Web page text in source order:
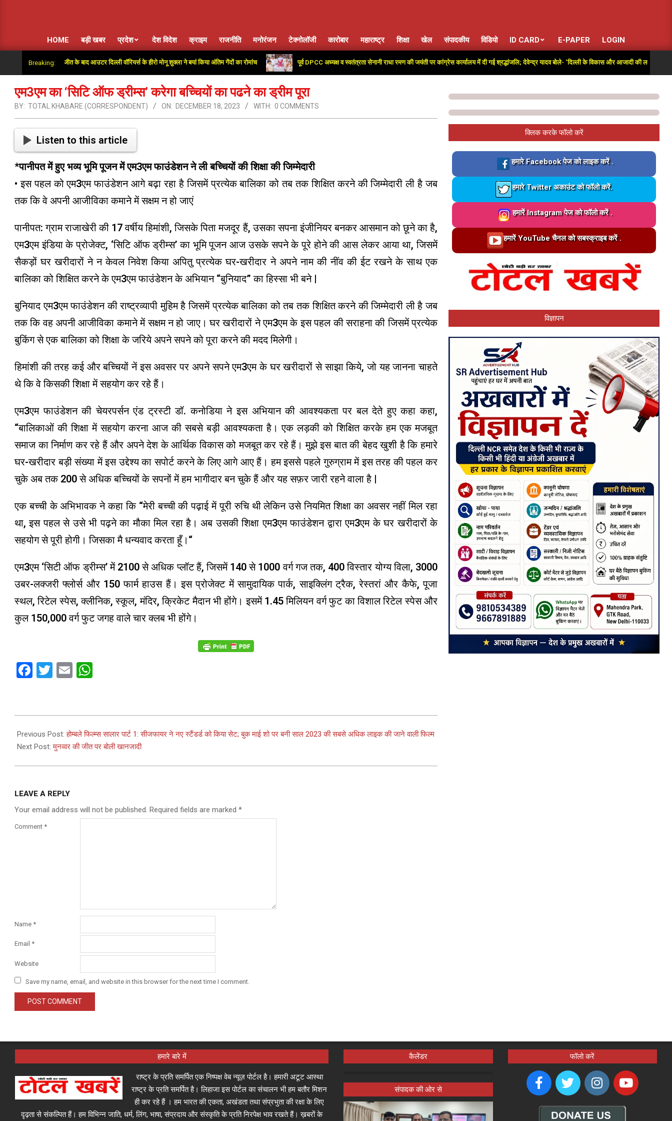
Primary
Navigation
HOME बड़ी खबर प्रदेश देश विदेश क्राइम राजनीति मनोरंजन टेक्नोलॉजी कारोबार महाराष्ट्र शिक्षा खेल संपादकीय विडियो ID CARD E-PAPER LOGIN
Breaking:
सुपर ओवर में जीत के बाद आउटर दिल्ली वॉरियर्स के हीरो मोनू शुक्ला ने बयां किया अंतिम गेंदों का रोमांच पूर्व DPCC अध्यक्ष व स्वतंत्रता सेनानी राधा रमण की जयंती पर कांग्रेस कार्यालय में दी गई श्रद्धांजलि; देवेन्द्र यादव बोले- ‘दिल्ली के विकास और आजादी की लड़ाई में अतुलनीय
एम3एम का ‘सिटि ऑफ ड्रीम्स’ करेगा बच्चियों का पढने का ड्रीम पूरा
BY: TOTAL KHABARE (CORRESPONDENT) ON: DECEMBER 18, 2023 WITH: 0 COMMENTS
Listen to this article
*पानीपत में हुए भव्य भूमि पूजन में एम3एम फाउंडेशन ने ली बच्चियों की शिक्षा की जिम्मेदारी
• इस पहल को एम3एम फाउंडेशन आगे बढ़ा रहा है जिसमें प्रत्येक बालिका को तब तक शिक्षित करने की जिम्मेदारी ली है जब
तक कि वे अपनी आजीविका कमाने में सक्षम न हो जाएं
पानीपत: ग्राम राजाखेरी की 17 वर्षीय हिमांशी, जिसके पिता मजदूर हैं, उसका सपना इंजीनियर बनकर आसमान को छूने का है,
एम3एम इंडिया के प्रोजेक्ट, ‘सिटि ऑफ ड्रीम्स’ का भूमि पूजन आज उसके सपने के पूरे होने की आस लेकर आया था, जिसमें
सैकड़ों घर खरीदारों ने न केवल निवेश किया अपितु प्रत्येक घर-खरीदार ने अपने नाम की नींव की ईट रखने के साथ एक
बालिका को शिक्षित करने के एम3एम फाउंडेशन के अभियान “बुनियाद” का हिस्सा भी बने |
बुनियाद एम3एम फाउंडेशन की राष्ट्रव्यापी मुहिम है जिसमें प्रत्येक बालिका को तब तक शिक्षित करने की जिम्मेदारी ली है जब
तक कि वह अपनी आजीविका कमाने में सक्षम न हो जाए। घर खरीदारों ने एम3एम के इस पहल की सराहना की जिसमें प्रत्येक
बुकिंग से एक बालिका को शिक्षा के जरिये अपने सपने को पूरा करने की मदद मिलेगी।
हिमांशी की तरह कई और बच्चियों नें इस अवसर पर अपने सपने एम3एम के घर खरीदारों से साझा किये, जो यह जानना चाहते
थे कि वे किसकी शिक्षा में सहयोग कर रहे हैं।
एम3एम फाउंडेशन की चेयरपर्सन एंड ट्रस्टी डॉ. कनोडिया ने इस अभियान की आवश्यकता पर बल देते हुए कहा कहा,
“बालिकाओं की शिक्षा में सहयोग करना आज की सबसे बड़ी आवश्यकता है। एक लड़की को शिक्षित करके हम एक मजबूत
समाज का निर्माण कर रहे हैं और अपने देश के आर्थिक विकास को मजबूत कर रहे हैं। मुझे इस बात की बेहद खुशी है कि हमारे
घर-खरीदार बड़ी संख्या में इस उद्देश्य का सपोर्ट करने के लिए आगे आए हैं। हम इससे पहले गुरुग्राम में इस तरह की पहल कर
चुके अब तक 200 से अधिक बच्चियों के सपनों में हम भागीदार बन चुके हैं और यह सफ़र जारी रहने वाला है |
एक बच्ची के अभिभावक ने कहा कि “मेरी बच्ची की पढ़ाई में पूरी रुचि थी लेकिन उसे नियमित शिक्षा का अवसर नहीं मिल रहा
था, इस पहल से उसे भी पढ़ने का मौका मिल रहा है। अब उसकी शिक्षा एम3एम फाउंडेशन द्वारा एम3एम के घर खरीदारों के
सहयोग से पूरी होगी। जिसका मै धन्यवाद करता हूँ।“
एम3एम ‘सिटी ऑफ ड्रीम्स’ में 2100 से अधिक प्लॉट हैं, जिसमें 140 से 1000 वर्ग गज तक, 400 विस्तार योग्य विला, 3000
उबर-लक्जरी फ्लोर्स और 150 फार्म हाउस हैं। इस प्रोजेक्ट में सामुदायिक पार्क, साइक्लिंग ट्रैक, रेस्तरां और कैफे, पूजा
स्थल, रिटेल स्पेस, क्लीनिक, स्कूल, मंदिर, क्रिकेट मैदान भी होंगे। इसमें 1.45 मिलियन वर्ग फुट का विशाल रिटेल स्पेस और
कुल 150,000 वर्ग फुट जगह वाले चार क्लब भी होंगे।
Facebook
Twitter
Email
12-
18
Previous Post:होम्बले फिल्म्स सालार पार्ट 1: सीजफायर ने नए स्टैंडर्ड को किया सेट; बुक माई शो पर बनी साल 2023 की सबसे अधिक लाइक की जाने वाली फिल्म
Next Post:मुनव्वर की जीत पर बोली खानजादी
LEAVE A REPLY
Your email address will not be published. Required fields are marked *
Comment *
Name *
Email *
Website
Save my name, email, and website in this browser for the next time I comment.
क्लिक करके फॉलो करें
Loading…
हमारे Facebook पेज को लाइक करें .
Loading…
हमारे Twitter अकाउंट को फॉलो करें.
Loading…
हमारें Instagram पेज को फॉलो करें .
Loading…हमारें YouTube चैनल को सबस्क्राइब करें .
विज्ञापन
हमारे बारे में
राष्ट्र के प्रति समर्पित एक निष्पक्ष वेब न्यूज़ पोर्टल है। हमारी अटूट आस्था
राष्ट्र के प्रति समर्पित है। लिहाजा इस पोर्टल का संचालन भी हम बतौर मिशन
ही कर रहे हैं । हम भारत की एकता, अखंडता तथा संप्रभुता की रक्षा के लिए
दृढ़ता से संकल्पित हैं। हम विभिन्न जाति, धर्म, लिंग, भाषा, संप्रदाय और संस्कृति के प्रति निरपेक्ष भाव रखते हैं। ख़बरों के
कैलेंडर
संपादक की ओर से
फॉलो करें